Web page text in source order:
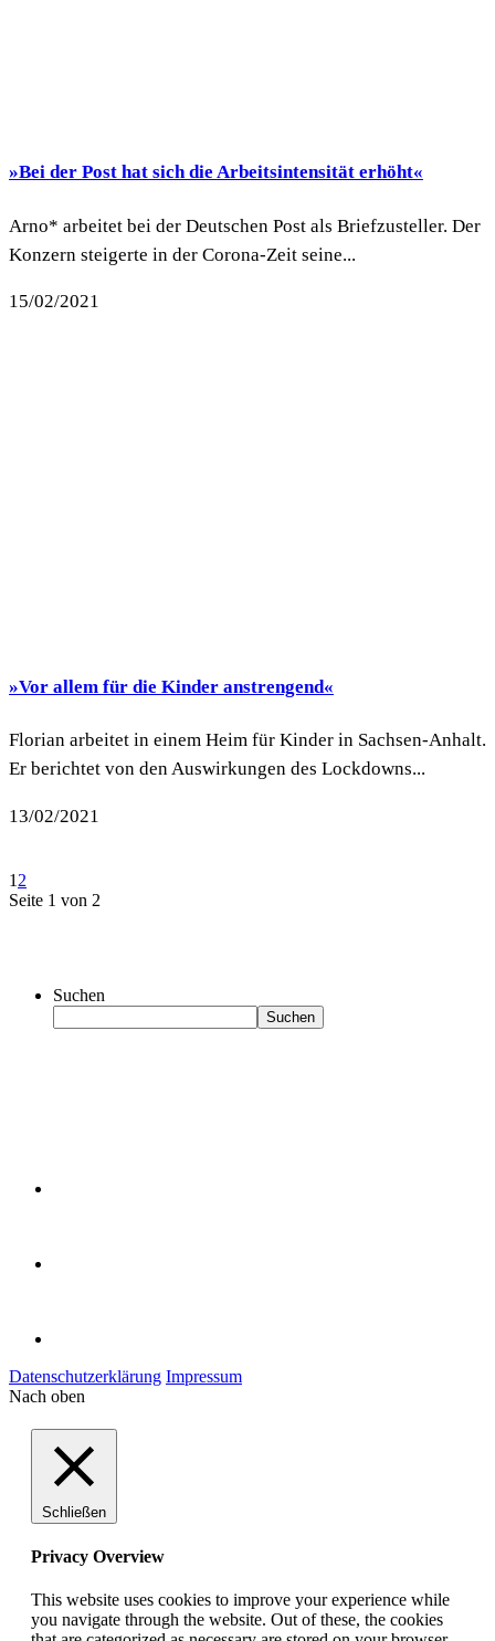
»Bei der Post hat sich die Arbeitsintensität erhöht«
Arno* arbeitet bei der Deutschen Post als Briefzusteller. Der
Konzern steigerte in der Corona-Zeit seine...
15/02/2021
»Vor allem für die Kinder anstrengend«
Florian arbeitet in einem Heim für Kinder in Sachsen-Anhalt.
Er berichtet von den Auswirkungen des Lockdowns...
13/02/2021
1 2
Seite 1 von 2
Suchen
Suchen
Datenschutzerklärung Impressum
Nach oben
Schließen
Privacy Overview
This website uses cookies to improve your experience while
you navigate through the website. Out of these, the cookies